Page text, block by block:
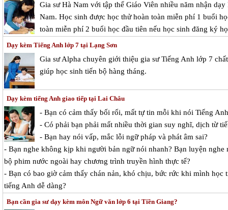
Gia sư Hà Nam với tập thể Giáo Viên nhiều năm nhận
Nam. Học sinh được học thử hoàn toàn miễn phí 1 buổi
toàn miễn phí 2 buổi học đầu tiên nếu học sinh đăng ký
Dạy kèm Tiếng Anh lớp 7 tại Lạng Sơn
Gia sư Alpha chuyên giới thiệu gia sư Tiếng Anh lớp 7
giúp học sinh tiến bộ hàng tháng.
Dạy kèm tiếng Anh giao tiếp tại Lai Châu
- Bạn có cảm thấy bối rối, mất tự tin mỗi khi nói Tiếng
- Có phải bạn phải mất nhiều thời gian suy nghĩ, dịch từ
- Bạn hay nói vấp, mắc lỗi ngữ pháp và phát âm sai?
- Bạn nghe không kịp khi người bản ngữ nói nhanh? Bạn luyện
bộ phim nước ngoài hay chương trình truyền hình thực tế?
- Bạn có bao giờ cảm thấy chán nản, khó chịu, bức rức khi mình học
tiếng Anh dễ dàng?
Bạn cần gia sư dạy kèm môn Ngữ văn lớp 6 tại Tiền Giang?